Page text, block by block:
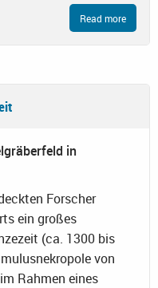
Read more
in
Forscher
ein großes
(ca. 1300 bis
von
Rahmen eines